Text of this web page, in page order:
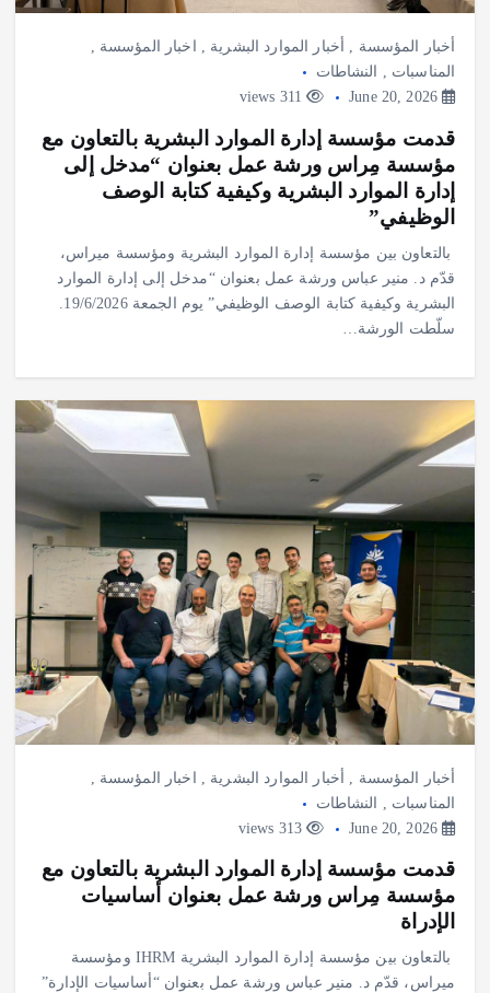
أخبار المؤسسة , أخبار الموارد البشرية , اخبار المؤسسة ,
المناسبات ,
النشاطات
June 20, 2026
311 views
قدمت مؤسسة إدارة الموارد البشرية بالتعاون مع
مؤسسة مِراس ورشة عمل بعنوان “مدخل إلى
إدارة الموارد البشرية وكيفية كتابة الوصف
الوظيفي”
بالتعاون بين مؤسسة إدارة الموارد البشرية ومؤسسة ميراس،
قدّم د. منير عباس ورشة عمل بعنوان “مدخل إلى إدارة الموارد
أخبار المؤسسة , أخبار الموارد البشرية , اخبار المؤسسة ,
المناسبات ,
النشاطات
June 20, 2026
313 views
قدمت مؤسسة إدارة الموارد البشرية بالتعاون مع
مؤسسة مِراس ورشة عمل بعنوان أساسيات
الإدراة
بالتعاون بين مؤسسة إدارة الموارد البشرية IHRM ومؤسسة
ميراس، قدّم د. منير عباس ورشة عمل بعنوان “أساسيات الإدارة”